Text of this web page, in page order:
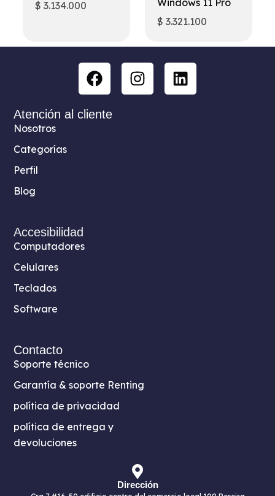
$ 3.134.000
Windows 11 Pro
$ 3.321.100
Atención al cliente
Nosotros
Categorías
Perfil
Blog
Accesibilidad
Computadores
Celulares
Teclados
Software
Contacto
Soporte técnico
Garantía & soporte Renting
política de privacidad
política de entrega y
devoluciones
Dirección